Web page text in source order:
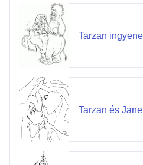
Tarzan
Tarzan és Jane